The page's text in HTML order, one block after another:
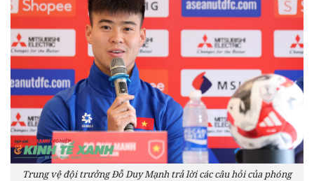
Trung vệ đội trưởng Đỗ Duy Mạnh trả lời các câu hỏi của phóng